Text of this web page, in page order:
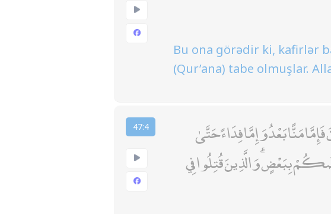
Bu ona görədir ki, kafirlər
(Qur’ana) tabe olmuşlar.
47:4
مَنًّا بَعْدُ وَإِمَّا فِدَاءً حَتَّىٰ
بِبَعْضٍ ۗ وَالَّذِينَ قُتِلُوا فِي